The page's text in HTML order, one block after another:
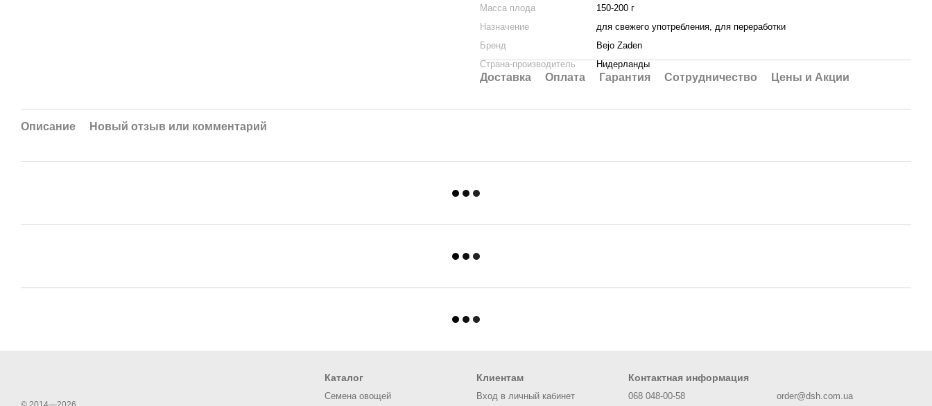
Масса плода
150-200 г
Назначение
для свежего употребления, для переработки
Бренд
Bejo Zaden
Страна-производитель
Нидерланды
Доставка Оплата Гарантия Сотрудничество Цены и Акции
Описание Новый отзыв или комментарий
Каталог
Семена овощей
Клиентам
Вход в личный кабинет
Контактная информация
068 048-00-58 order@dsh.com.ua